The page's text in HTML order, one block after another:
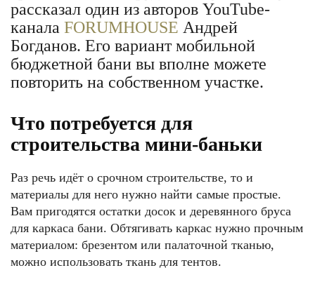
рассказал один из авторов YouTube-
канала FORUMHOUSE Андрей
Богданов. Его вариант мобильной
бюджетной бани вы вполне можете
повторить на собственном участке.
Что потребуется для
строительства мини-баньки
Раз речь идёт о срочном строительстве, то и
материалы для него нужно найти самые простые.
Вам пригодятся остатки досок и деревянного бруса
для каркаса бани. Обтягивать каркас нужно прочным
материалом: брезентом или палаточной тканью,
можно использовать ткань для тентов.